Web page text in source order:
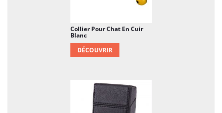
Collier Pour Chat En Cuir
Blanc
DÉCOUVRIR